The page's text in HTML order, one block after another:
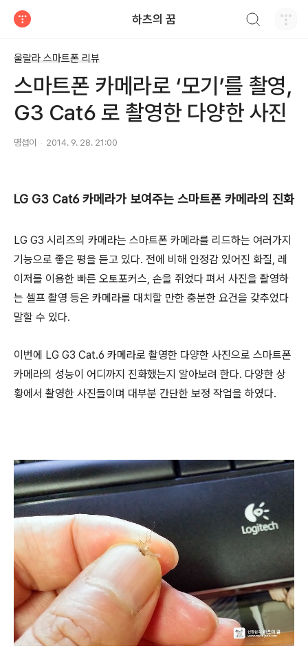
하츠의 꿈
울랄라 스마트폰 리뷰
스마트폰 카메라로 ‘모기’를 촬영,
G3 Cat6 로 촬영한 다양한 사진
명섭이 2014. 9. 28. 21:00
LG G3 Cat6 카메라가 보여주는 스마트폰 카메라의 진화
LG G3 시리즈의 카메라는 스마트폰 카메라를 리드하는 여러가지
기능으로 좋은 평을 듣고 있다. 전에 비해 안정감 있어진 화질, 레
이저를 이용한 빠른 오토포커스, 손을 쥐었다 펴서 사진을 촬영하
는 셀프 촬영 등은 카메라를 대치할 만한 충분한 요건을 갖추었다
말할 수 있다.
이번에 LG G3 Cat.6 카메라로 촬영한 다양한 사진으로 스마트폰
카메라의 성능이 어디까지 진화했는지 알아보려 한다. 다양한 상
황에서 촬영한 사진들이며 대부분 간단한 보정 작업을 하였다.